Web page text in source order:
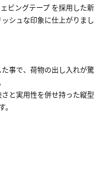
ビングテープ を採用した新
シュな印象に仕上がりまし
事で、荷物の出し入れが驚
と実用性を併せ持った縦型